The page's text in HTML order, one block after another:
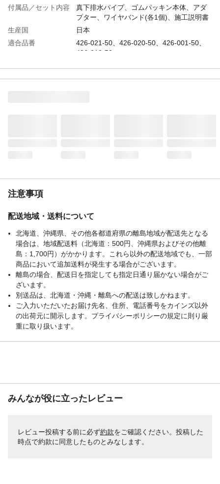
付属品／セット内容
真下排水パイプ、ゴムパッキン本体、アダ
プター、ワイヤバンド(各1個)、施工説明書
生産国
日本
適合品番
426-021-50、426-020-50、426-001-50、
426-010-50
注意事項
配送地域・送料について
北海道、沖縄県、その他各都道府県の離島地域が配送先となる
場合は、地域配送料（北海道：500円、沖縄県およびその他離
島：1,700円）がかかります。これら以外の配送地域でも、一部
商品において追加送料が発生する場合がございます。
離島の場合、配送日を指定しても指定日通り届かない場合がご
ざいます。
別送品は、北海道・沖縄・離島への配送は致しかねます。
ご入力いただいたお届け先名、住所、電話番号をカインズ以外
の出荷元に開示します。プライバシーポリシーの規定に則り厳
重に取り扱います。
みんなが役に立ったレビュー
レビュー投稿する前に必ず約款をご確認ください。投稿した
時点で約款に同意したものとみなします。